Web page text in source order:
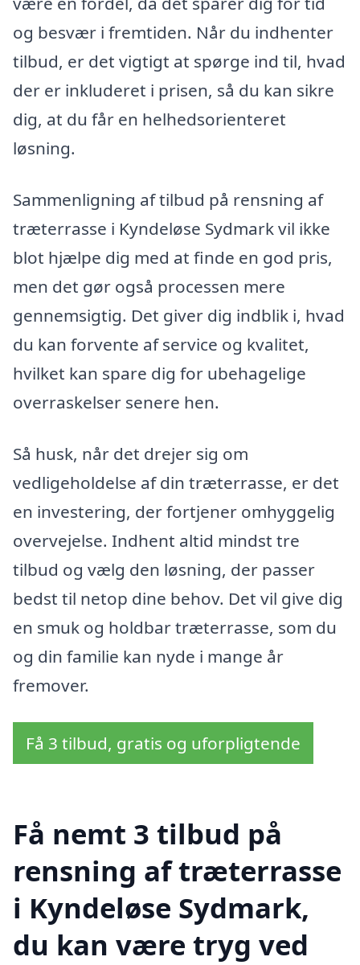
og besvær i fremtiden. Når du indhenter
tilbud, er det vigtigt at spørge ind til, hvad
der er inkluderet i prisen, så du kan sikre
dig, at du får en helhedsorienteret
løsning.
Sammenligning af tilbud på rensning af
træterrasse i Kyndeløse Sydmark vil ikke
blot hjælpe dig med at finde en god pris,
men det gør også processen mere
gennemsigtig. Det giver dig indblik i, hvad
du kan forvente af service og kvalitet,
hvilket kan spare dig for ubehagelige
overraskelser senere hen.
Så husk, når det drejer sig om
vedligeholdelse af din træterrasse, er det
en investering, der fortjener omhyggelig
overvejelse. Indhent altid mindst tre
tilbud og vælg den løsning, der passer
bedst til netop dine behov. Det vil give dig
en smuk og holdbar træterrasse, som du
og din familie kan nyde i mange år
fremover.
Få 3 tilbud, gratis og uforpligtende
Få nemt 3 tilbud på
rensning af træterrasse
i Kyndeløse Sydmark,
du kan være tryg ved